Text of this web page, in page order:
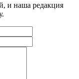
и наша редакция